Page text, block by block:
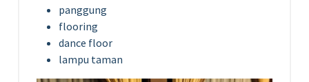
panggung
flooring
dance floor
lampu taman